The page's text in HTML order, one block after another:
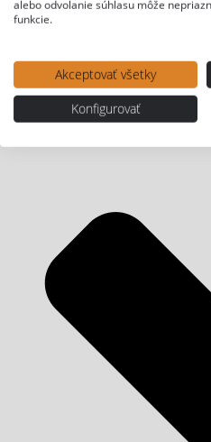
alebo odvolanie súhlasu môže
funkcie.
Akceptovať všetky
Konfigurovať